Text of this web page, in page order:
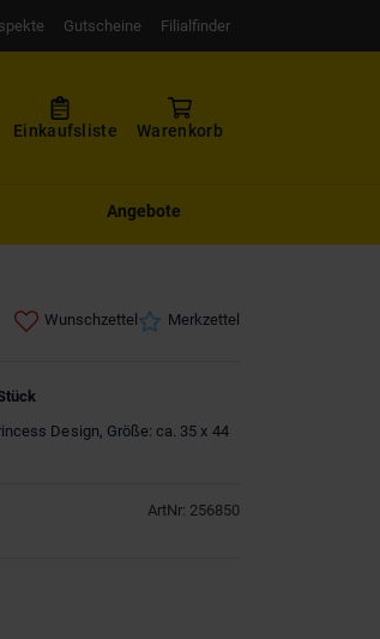
Gutscheine Filialfinder
Einkaufsliste Warenkorb
Angebote
Wunschzettel Merkzettel
Design, Größe: ca. 35 x 44
ArtNr: 256850